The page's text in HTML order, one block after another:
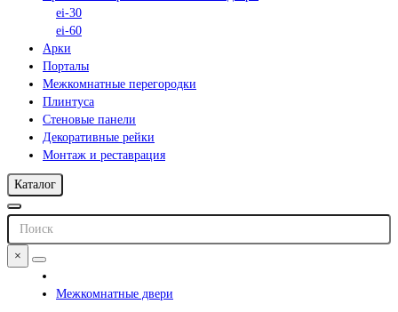
ei-30
ei-60
Арки
Порталы
Межкомнатные перегородки
Плинтуса
Стеновые панели
Декоративные рейки
Монтаж и реставрация
Каталог
×
Межкомнатные двери